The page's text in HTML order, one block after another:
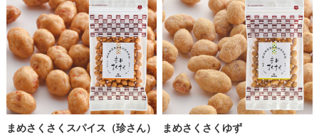
まめさくさくスパイス（珍さん） まめさくさくゆず